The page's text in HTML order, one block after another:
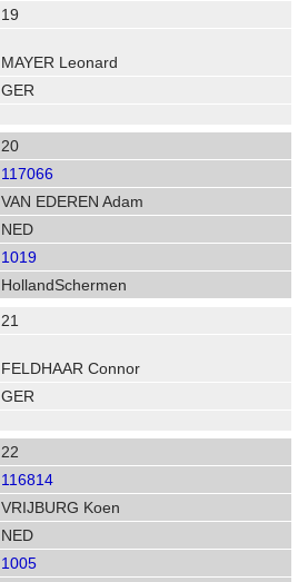
19
MAYER Leonard
GER
20
117066
VAN EDEREN Adam
NED
1019
HollandSchermen
21
FELDHAAR Connor
GER
22
116814
VRIJBURG Koen
NED
1005